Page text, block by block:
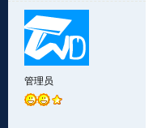
管理员